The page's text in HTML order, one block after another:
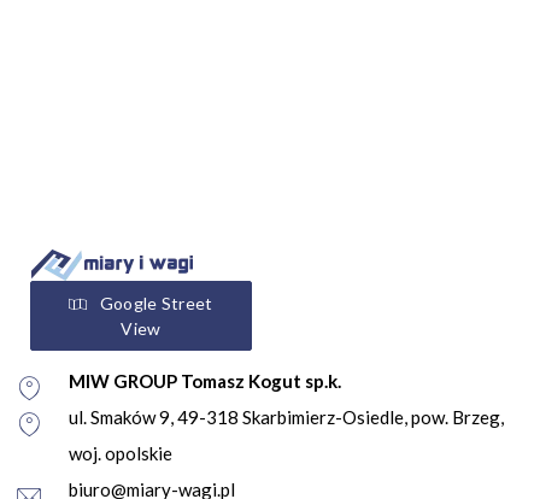
Google Street
View
MIW GROUP Tomasz Kogut sp.k.
ul. Smaków 9, 49-318 Skarbimierz-Osiedle, pow. Brzeg,
woj. opolskie
biuro@miary-wagi.pl